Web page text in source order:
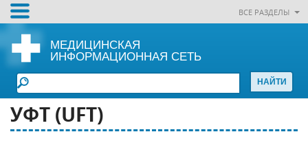
ВСЕ РАЗДЕЛЫ
МЕДИЦИНСКАЯ
ИНФОРМАЦИОННАЯ СЕТЬ
УФТ (UFT)